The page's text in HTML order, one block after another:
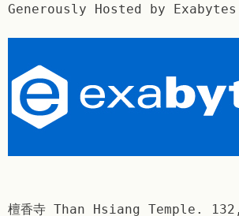
Generously Hosted by Exabytes
檀香寺 Than Hsiang Temple.